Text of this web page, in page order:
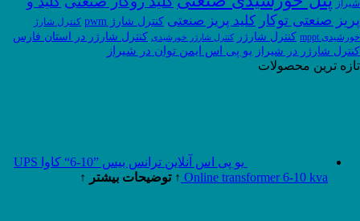
شیراز
پریز صنعتی توکار کلید پریز صنعتی کنترل شارژ pwm
کنترل شارژ
خورشیدی mppt
کنترل شارژر کنترل شارژر خورشیدی کنترل شارژر در استان فارس
کنترل شارژر در شیراز یو پی اس ایمن توان در شیراز
تازه ترین محصولات
یو پی اس آنلاین ترانس بیس ”10-6“ کاوا UPS
Online transformer 6-10 kva ↑ توضیحات بیشتر ↑